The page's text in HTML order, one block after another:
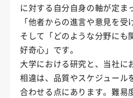
に対する自分自身の軸が定ま
「他者からの進言や意見を受
そして「どのような分野にも
好奇心」です。
大学における研究と、当社に
相違は、品質やスケジュール
合わせる点にあります。難易